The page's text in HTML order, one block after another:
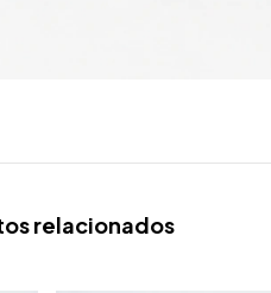
relacionados